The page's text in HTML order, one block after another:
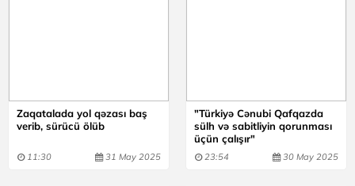
Zaqatalada yol qəzası baş
verib, sürücü ölüb
11:30 31 May 2025
"Türkiyə Cənubi Qafqazda
sülh və sabitliyin qorunması
üçün çalışır"
23:54 30 May 2025